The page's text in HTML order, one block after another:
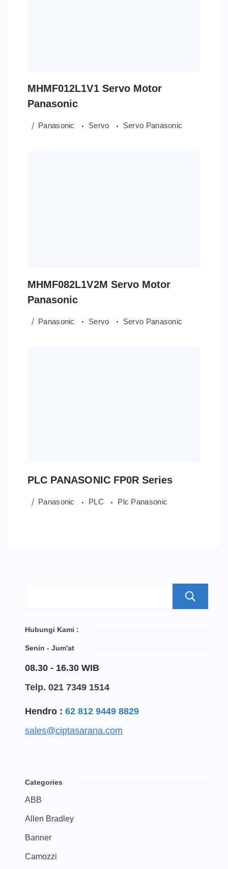
MHMF012L1V1 Servo Motor
Panasonic
Panasonic Servo Servo Panasonic
MHMF082L1V2M Servo Motor
Panasonic
Panasonic Servo Servo Panasonic
PLC PANASONIC FP0R Series
Panasonic PLC Plc Panasonic
Hubungi Kami :
Senin - Jum'at
08.30 - 16.30 WIB
Telp. 021 7349 1514
Hendro : 62 812 9449 8829
sales@ciptasarana.com
Categories
ABB
Allen Bradley
Banner
Camozzi